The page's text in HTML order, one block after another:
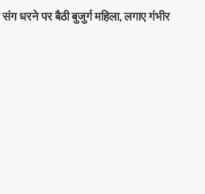
धरने पर बैठी बुजुर्ग महिला, लगाए गंभीर